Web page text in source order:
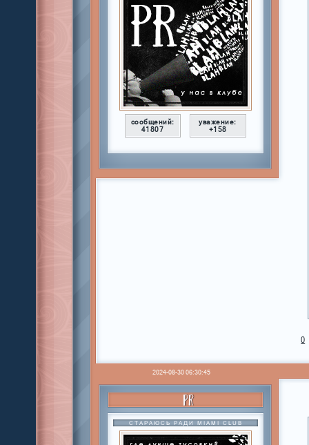
сообщений:
41807
уважение:
+158
0
2024-08-30 06:30:45
PR
СТАРАЮСЬ РАДИ MIAMI CLUB